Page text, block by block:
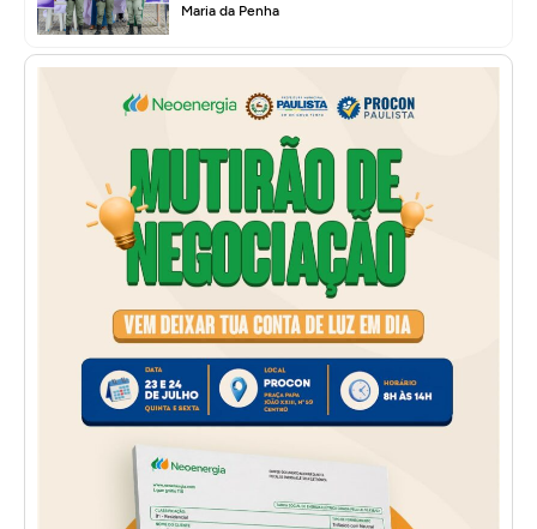
Maria da Penha